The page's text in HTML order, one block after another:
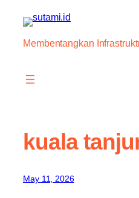
content
Membentangkan
kuala
May 11, 2026